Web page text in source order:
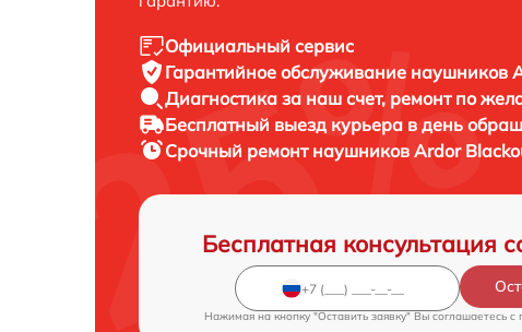
Официальный сервис
Гарантийное обслуживание наушников
Диагностика за наш счет, ремонт по
Бесплатный выезд курьера в день
Срочный ремонт наушников Ardor
Бесплатная консультация
Нажимая на кнопку "Оставить заявку" Вы соглашаетесь c